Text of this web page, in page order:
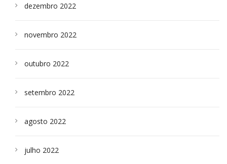
dezembro 2022
novembro 2022
outubro 2022
setembro 2022
agosto 2022
julho 2022